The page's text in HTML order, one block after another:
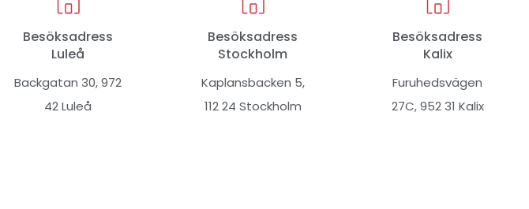
Besöksadress
Luleå
Backgatan 30, 972
42 Luleå
Besöksadress
Stockholm
Kaplansbacken 5,
112 24 Stockholm
Besöksadress
Kalix
Furuhedsvägen
27C, 952 31 Kalix